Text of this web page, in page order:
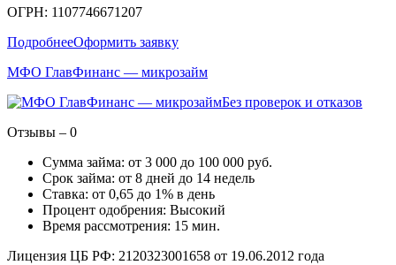
ОГРН: 1107746671207
ПодробнееОформить заявку
МФО ГлавФинанс — микрозайм
Без проверок и отказов
Отзывы – 0
Сумма займа: от 3 000 до 100 000 руб.
Срок займа: от 8 дней до 14 недель
Ставка: от 0,65 до 1% в день
Процент одобрения: Высокий
Время рассмотрения: 15 мин.
Лицензия ЦБ РФ: 2120323001658 от 19.06.2012 года